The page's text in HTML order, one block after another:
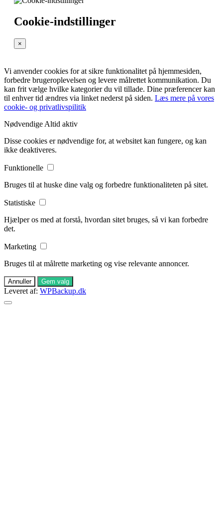
Cookie-indstillinger
×
Vi anvender cookies for at sikre funktionalitet på hjemmesiden,
forbedre brugeroplevelsen og levere målrettet kommunikation. Du
kan frit vælge hvilke kategorier du vil tillade. Dine præferencer kan
til enhver tid ændres via linket nederst på siden. Læs mere på vores
cookie- og privatlivspilitik
Nødvendige Altid aktiv
Disse cookies er nødvendige for, at websitet kan fungere, og kan
ikke deaktiveres.
Funktionelle
Bruges til at huske dine valg og forbedre funktionaliteten på sitet.
Statistiske
Hjælper os med at forstå, hvordan sitet bruges, så vi kan forbedre
det.
Marketing
Bruges til at målrette marketing og vise relevante annoncer.
Annuller Gem valg
Leveret af: WPBackup.dk